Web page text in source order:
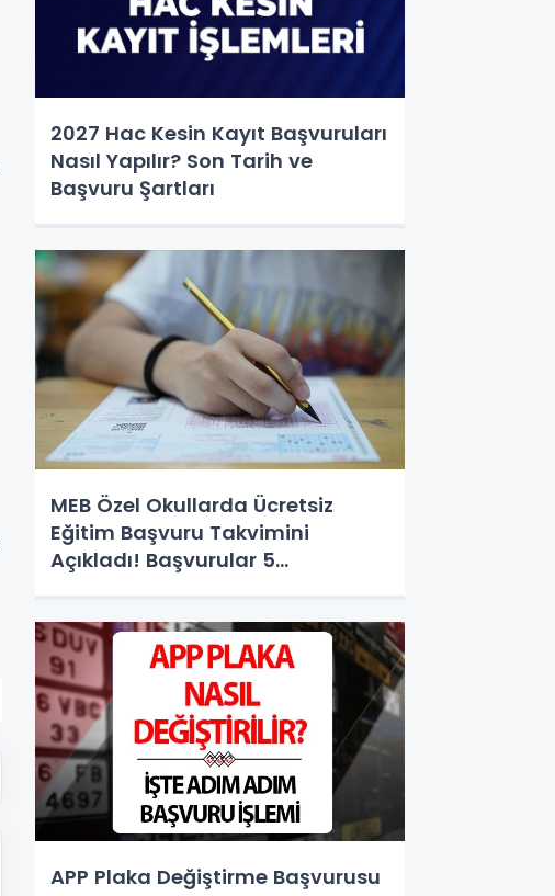
2027 Hac Kesin Kayıt Başvuruları
Nasıl Yapılır? Son Tarih ve
Başvuru Şartları
MEB Özel Okullarda Ücretsiz
Eğitim Başvuru Takvimini
Açıkladı! Başvurular 5
APP Plaka Değiştirme Başvurusu